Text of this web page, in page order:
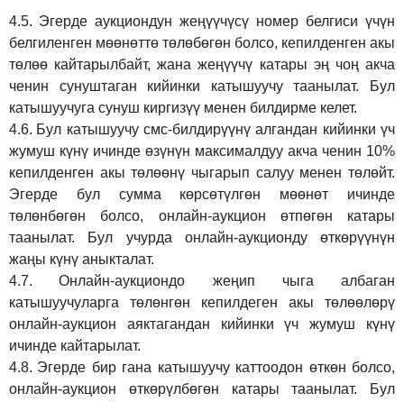
4.5. Эгерде аукциондун жеңүүчүсү номер белгиси үчүн
белгиленген мөөнөттө төлөбөгөн болсо, кепилденген акы
төлөө кайтарылбайт, жана жеңүүчү катары эң чоң акча
ченин сунуштаган кийинки катышуучу таанылат. Бул
катышуучуга сунуш киргизүү менен билдирме келет.
4.6. Бул катышуучу смс-билдирүүнү алгандан кийинки үч
жумуш күнү ичинде өзүнүн максималдуу акча ченин 10%
кепилденген акы төлөөнү чыгарып салуу менен төлөйт.
Эгерде бул сумма көрсөтүлгөн мөөнөт ичинде
төлөнбөгөн болсо, онлайн-аукцион өтпөгөн катары
таанылат. Бул учурда онлайн-аукционду өткөрүүнүн
жаңы күнү аныкталат.
4.7.
Онлайн-аукциондо жеңип чыга албаган
катышуучуларга төлөнгөн кепилдеген акы төлөөлөрү
онлайн-аукцион аяктагандан кийинки үч жумуш күнү
ичинде кайтарылат.
4.8. Эгерде бир гана катышуучу каттоодон өткөн болсо,
онлайн-аукцион өткөрүлбөгөн катары таанылат.
Бул